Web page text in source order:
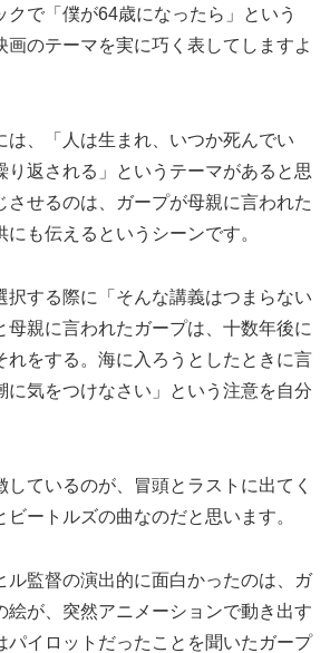
クで「僕が64歳になったら」という
画のテーマを実に巧く表してしますよ
は、「人は生まれ、いつか死んでい
り返される」というテーマがあると思
させるのは、ガープが母親に言われた
も伝えるというシーンです。
択する際に「そんな講義はつまらない
母親に言われたガープは、十数年後に
れをする。海に入ろうとしたときに言
に気をつけなさい」という注意を自分
しているのが、冒頭とラストに出てく
ビートルズの曲なのだと思います。
ル監督の演出的に面白かったのは、ガ
絵が、突然アニメーションで動き出す
パイロットだったことを聞いたガープ